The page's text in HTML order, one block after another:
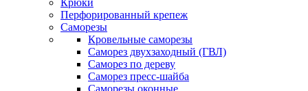
Крюки
Перфорированный крепеж
Саморезы
Кровельные саморезы
Саморез двухзаходный (ГВЛ)
Саморез по дереву
Саморез пресс-шайба
Саморезы оконные